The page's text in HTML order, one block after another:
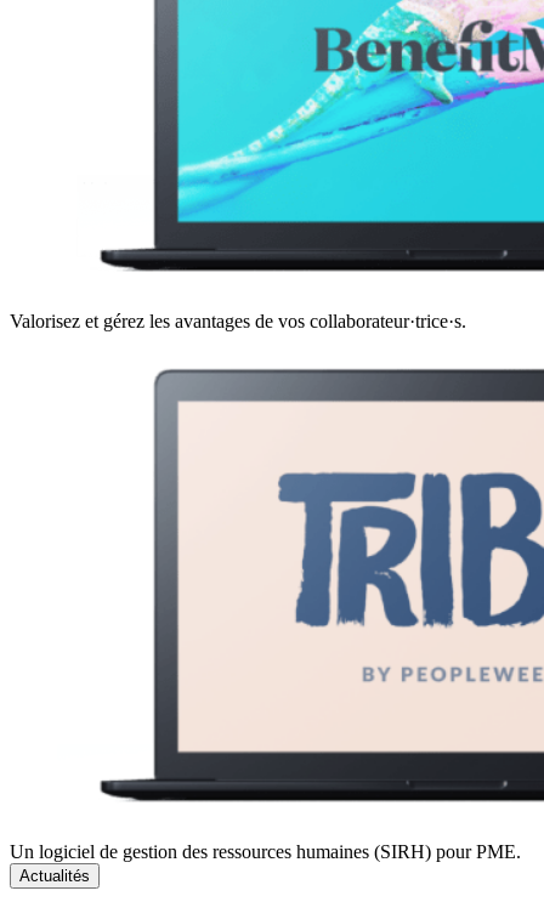
Valorisez et gérez les avantages de vos collaborateur·trice·s.
Un logiciel de gestion des ressources humaines (SIRH) pour PME.
Actualités